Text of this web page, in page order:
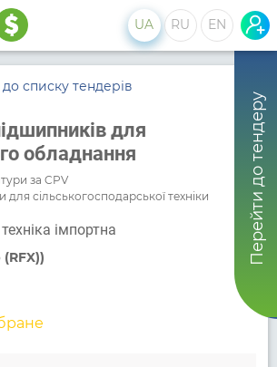
UA RU EN
Перейти до тендеру
списку тендерів
для
обладнання
за CPV
для сільськогосподарської техніки
імпортна